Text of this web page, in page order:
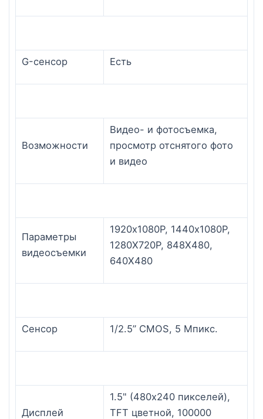
G-сенсор Есть
Возможности
Видео- и фотосъемка,
просмотр отснятого фото
и видео
Параметры
видеосъемки
1920х1080P, 1440х1080P,
1280Х720P, 848Х480,
640X480
Сенсор 1/2.5” CMOS, 5 Мпикс.
Дисплей
1.5" (480х240 пикселей),
TFT цветной, 100000